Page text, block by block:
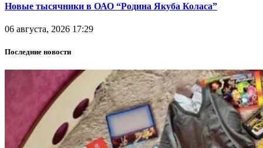
Новые тысячники в ОАО “Родина Якуба Коласа”
06 августа, 2026 17:29
Последние новости